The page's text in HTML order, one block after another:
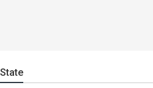
State